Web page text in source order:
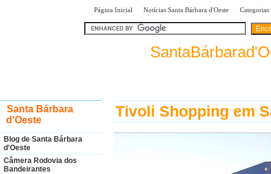
Página Inicial Notícias Santa Bárbara d'Oeste Categorias
Santa Bárbara
d'Oeste
Blog de Santa Bárbara
d'Oeste
Câmera Rodovia dos
Bandeirantes
Tivoli Shopping em